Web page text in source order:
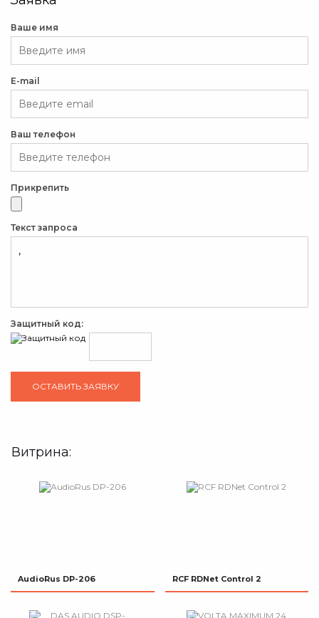
Ваше имя
E-mail
Ваш телефон
Прикрепить
Текст запроса
Защитный код:
Витрина:
AudioRus DP-206 RCF RDNet Control 2